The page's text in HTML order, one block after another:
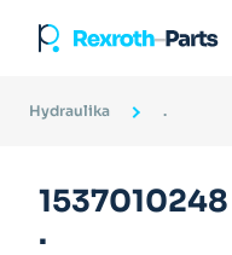
Hydraulika .
1537010248
.